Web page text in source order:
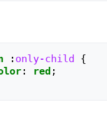
: only-child
{
: red ;